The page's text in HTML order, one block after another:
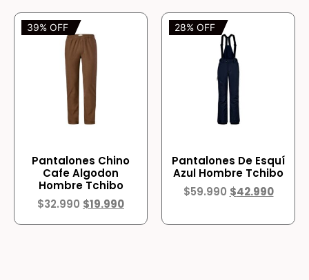
39% OFF
Pantalones Chino
Cafe Algodon
Hombre Tchibo
$32.990 $19.990
28% OFF
Pantalones De Esquí
Azul Hombre Tchibo
$59.990 $42.990